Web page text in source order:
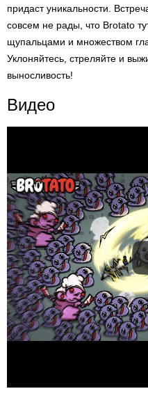
придаст уникальности.
совсем не рады, что Brotato
щупальцами и множеством
Уклоняйтесь, стреляйте и
выносливость!
Видео